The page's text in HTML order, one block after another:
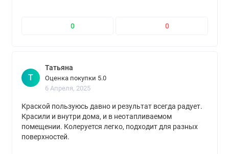
0 0
Т
Татьяна
Оценка покупки 5.0
6 Апреля, 2025
Краской пользуюсь давно и результат всегда радует.
Красили и внутри дома, и в неотапливаемом
помещении. Колеруется легко, подходит для разных
поверхностей.